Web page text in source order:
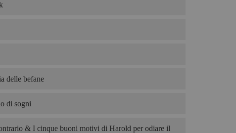
delle befane
di sogni
& I cinque buoni motivi di Harold per odiare il